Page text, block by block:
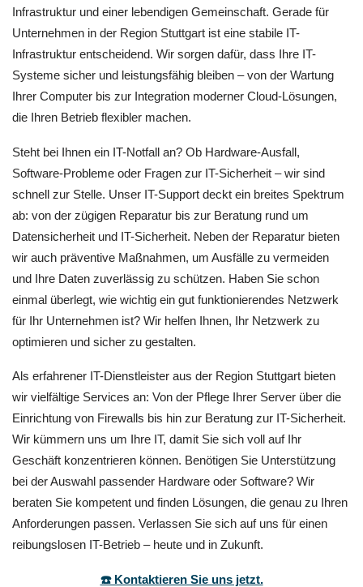
Infrastruktur und einer lebendigen Gemeinschaft. Gerade für
Unternehmen in der Region Stuttgart ist eine stabile IT-
Infrastruktur entscheidend. Wir sorgen dafür, dass Ihre IT-
Systeme sicher und leistungsfähig bleiben – von der Wartung
Ihrer Computer bis zur Integration moderner Cloud-Lösungen,
die Ihren Betrieb flexibler machen.
Steht bei Ihnen ein IT-Notfall an? Ob Hardware-Ausfall,
Software-Probleme oder Fragen zur IT-Sicherheit – wir sind
schnell zur Stelle. Unser IT-Support deckt ein breites Spektrum
ab: von der zügigen Reparatur bis zur Beratung rund um
Datensicherheit und IT-Sicherheit. Neben der Reparatur bieten
wir auch präventive Maßnahmen, um Ausfälle zu vermeiden
und Ihre Daten zuverlässig zu schützen. Haben Sie schon
einmal überlegt, wie wichtig ein gut funktionierendes Netzwerk
für Ihr Unternehmen ist? Wir helfen Ihnen, Ihr Netzwerk zu
optimieren und sicher zu gestalten.
Als erfahrener IT-Dienstleister aus der Region Stuttgart bieten
wir vielfältige Services an: Von der Pflege Ihrer Server über die
Einrichtung von Firewalls bis hin zur Beratung zur IT-Sicherheit.
Wir kümmern uns um Ihre IT, damit Sie sich voll auf Ihr
Geschäft konzentrieren können. Benötigen Sie Unterstützung
bei der Auswahl passender Hardware oder Software? Wir
beraten Sie kompetent und finden Lösungen, die genau zu Ihren
Anforderungen passen. Verlassen Sie sich auf uns für einen
reibungslosen IT-Betrieb – heute und in Zukunft.
☎️ Kontaktieren Sie uns jetzt.